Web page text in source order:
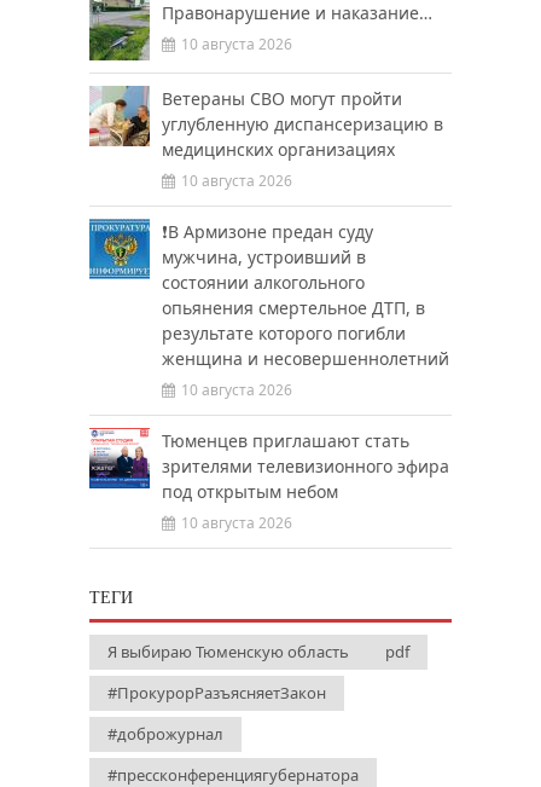
Правонарушение и наказание…
10 августа 2026
Ветераны СВО могут пройти
углубленную диспансеризацию в
медицинских организациях
10 августа 2026
❗️В Армизоне предан суду
мужчина, устроивший в
состоянии алкогольного
опьянения смертельное ДТП, в
результате которого погибли
женщина и несовершеннолетний
10 августа 2026
Тюменцев приглашают стать
зрителями телевизионного эфира
под открытым небом
10 августа 2026
ТЕГИ
Я выбираю Тюменскую область
pdf
#ПрокурорРазъясняетЗакон
#доброжурнал
#прессконференциягубернатора